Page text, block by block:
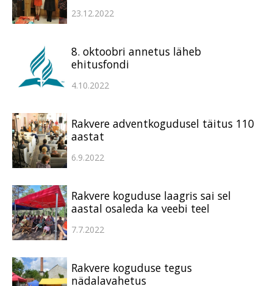
23.12.2022
8. oktoobri annetus läheb
ehitusfondi
4.10.2022
Rakvere adventkogudusel täitus 110
aastat
6.9.2022
Rakvere koguduse laagris sai sel
aastal osaleda ka veebi teel
7.7.2022
Rakvere koguduse tegus
nädalavahetus